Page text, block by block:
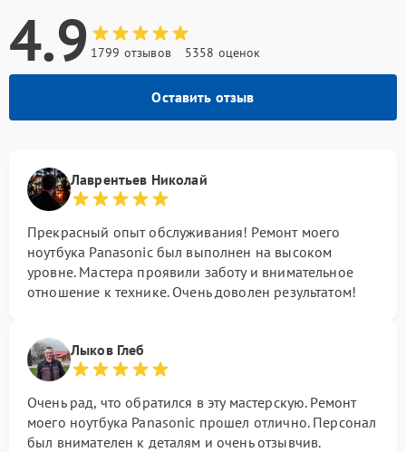
4.9 1799 отзывов 5358 оценок
Оставить отзыв
Лаврентьев Николай
Прекрасный опыт обслуживания! Ремонт моего
ноутбука Panasonic был выполнен на высоком
уровне. Мастера проявили заботу и внимательное
отношение к технике. Очень доволен результатом!
Лыков Глеб
Очень рад, что обратился в эту мастерскую. Ремонт
моего ноутбука Panasonic прошел отлично. Персонал
был внимателен к деталям и очень отзывчив.